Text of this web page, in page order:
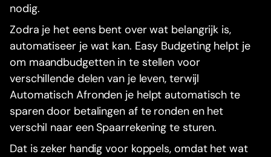
nodig.
Zodra je het eens bent over wat belangrijk is,
automatiseer je wat kan. Easy Budgeting helpt je
om maandbudgetten in te stellen voor
verschillende delen van je leven, terwijl
Automatisch Afronden je helpt automatisch te
sparen door betalingen af te ronden en het
verschil naar een Spaarrekening te sturen.
Dat is zeker handig voor koppels, omdat het wat